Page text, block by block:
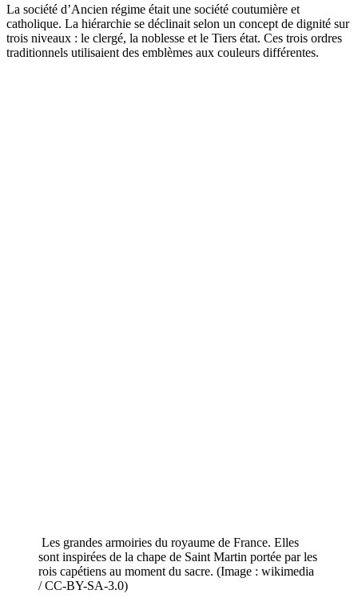
La société d’Ancien régime était une société coutumière et
catholique. La hiérarchie se déclinait selon un concept de dignité sur
trois niveaux : le clergé, la noblesse et le Tiers état. Ces trois ordres
traditionnels utilisaient des emblèmes aux couleurs différentes.
Les grandes armoiries du royaume de France. Elles
sont inspirées de la chape de Saint Martin portée par les
rois capétiens au moment du sacre. (Image : wikimedia
/ CC-BY-SA-3.0)